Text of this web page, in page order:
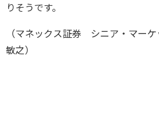
りそうです。
（マネックス証券 シニア・マー
敏之）